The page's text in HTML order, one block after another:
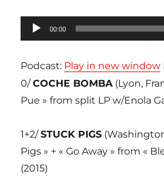
Lecteur
audio
00:00
Podcast: Play in new window
0/COCHE BOMBA(Lyon,
Pue » from split LP w/Enola
1+2/STUCK PIGS
Pigs » + « Go Away » from «
(2015)